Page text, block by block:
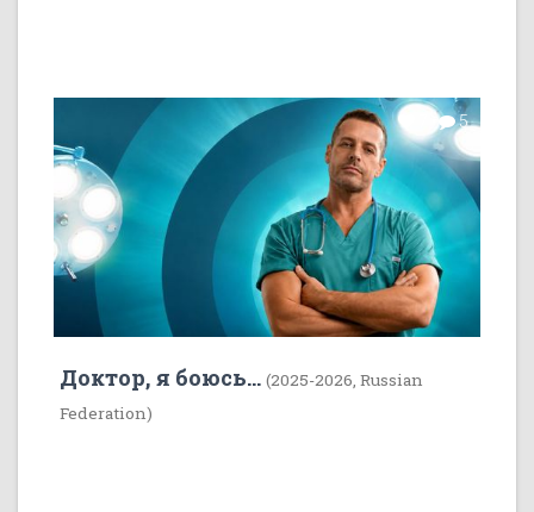
7 5
Доктор, я боюсь... (2025-2026, Russian
Federation)